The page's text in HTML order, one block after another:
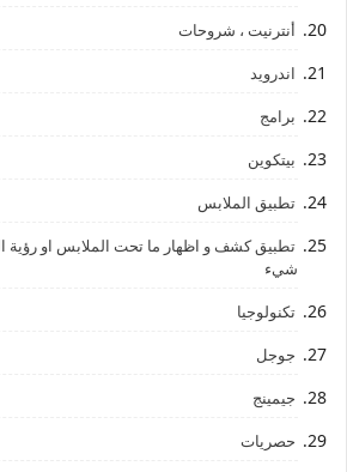
أنترنيت ، شروحات
اندرويد
برامج
بيتكوين
تطبيق الملابس
تطبيق كشف و اظهار ما تحت الملابس او رؤية
شيء
تكنولوجيا
جوجل
جيمينج
حصريات